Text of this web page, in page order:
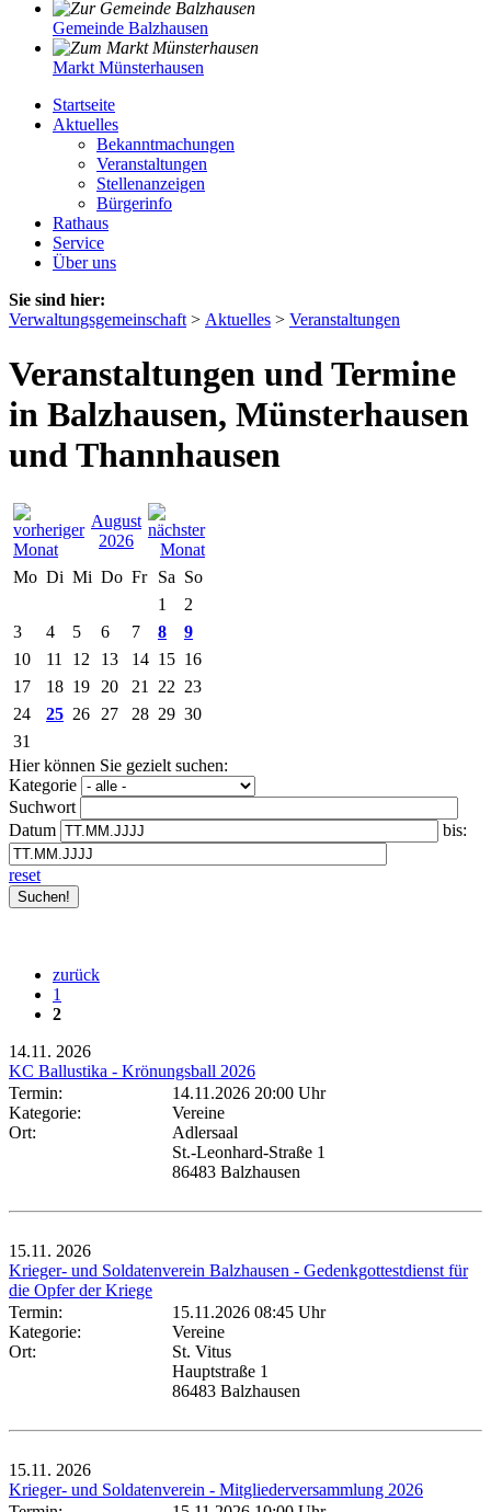
Gemeinde Balzhausen
Markt Münsterhausen
Startseite
Aktuelles
Bekanntmachungen
Veranstaltungen
Stellenanzeigen
Bürgerinfo
Rathaus
Service
Über uns
Sie sind hier:
Verwaltungsgemeinschaft > Aktuelles > Veranstaltungen
Veranstaltungen und Termine
in Balzhausen, Münsterhausen
und Thannhausen
August
2026
Mo Di Mi Do Fr Sa So
1
2
3
4 5 6 7 8
9
10
11 12 13 14 15 16
17
18 19 20 21 22 23
24
25 26 27 28 29 30
31
Hier können Sie gezielt suchen:
Kategorie
Suchwort
Datum
bis:
reset
zurück
1
2
14.11. 2026
KC Ballustika - Krönungsball 2026
Termin:
14.11.2026 20:00 Uhr
Kategorie:
Vereine
Ort:
Adlersaal
St.-Leonhard-Straße 1
86483 Balzhausen
15.11. 2026
Krieger- und Soldatenverein Balzhausen - Gedenkgottestdienst für
die Opfer der Kriege
Termin:
15.11.2026 08:45 Uhr
Kategorie:
Vereine
Ort:
St. Vitus
Hauptstraße 1
86483 Balzhausen
15.11. 2026
Krieger- und Soldatenverein - Mitgliederversammlung 2026